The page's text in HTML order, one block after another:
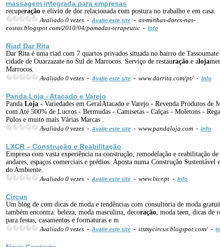
massagem integrada para empresas
recuperação e elívio de dor relacionada com postura no trabalho e em casa.
Avaliado 0 vezes - Avalie este site - as-minhas-dores-nas-
costas.blogspot.com/2010/04/pomadas-terapeutic - Info
Riad Dar Rita
Dar Rita é uma riad com 7 quartos privados situada no bairro de Tassoumate
cidade de Ouarzazate no Sul de Marrocos. Serviço de restauração e aloja
Marrocos.
Avaliado 0 vezes - Avalie este site - www.darrita.com/pt/ - Info
Panda Loja - Atacado e Varejo
Panda Loja - Variedades em GeralAtacado e Varejo - Revenda Produtos de
com Até 500% de Lucros - Bermudas - Camisetas - Calças - Moletons -
Polos e muito mais Várias Marcas .
Avaliado 0 vezes - Avalie este site - www.pandaloja.com - Info
LXCR – Construção e Reabilitação
Empresa com vasta experiência na construção, remodelação e reabilitação de
andares, espaços comerciais e prédios. Aposta numa Construção Sustentável
do Ambiente.
Avaliado 0 vezes - Avalie este site - www.lxcr.pt - Info
Circus
Um blog de com dicas de moda e tendências com consultoria de moda
também encontra: beleza, moda masculina, decoração , moda teen, dicas de
para festas, casamentos e formaturas e m
Avaliado 0 vezes - Avalie este site - itsmycircus.blogspot.com/ -